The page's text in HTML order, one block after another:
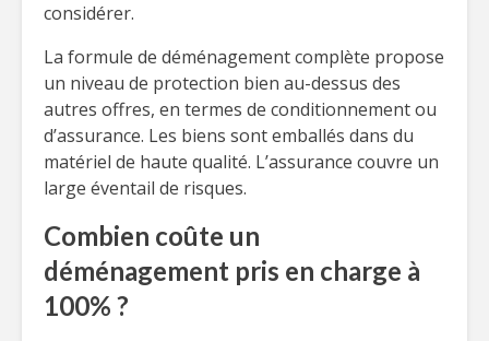
considérer.
La formule de déménagement complète propose
un niveau de protection bien au-dessus des
autres offres, en termes de conditionnement ou
d’assurance. Les biens sont emballés dans du
matériel de haute qualité. L’assurance couvre un
large éventail de risques.
Combien coûte un
déménagement pris en charge à
100% ?